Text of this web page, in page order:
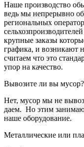
Наше производство
ведь мы непрерывно
региональных
крупные заказы
графика, и возникают
считаем что это
упор на качество.
Вывозите ли вы мусор?
Нет, мусор мы не
даем. Но этим
наше оборудование.
Металлические или